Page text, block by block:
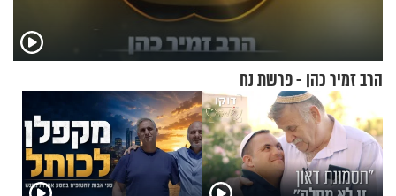
הרב זמיר כהן - פרשת נח